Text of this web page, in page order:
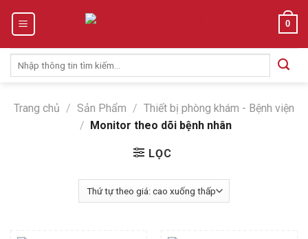
0
kiếm:
Trang chủ / Sản Phẩm / Thiết bị phòng khám - Bệnh viện
/ Monitor theo dõi bệnh nhân
LỌC